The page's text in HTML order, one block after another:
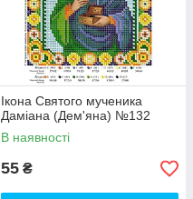
Ікона Святого мученика
Даміана (Дем'яна) №132
В наявності
55 ₴